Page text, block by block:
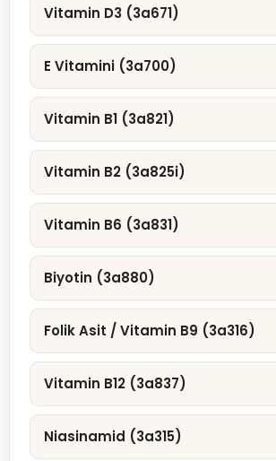
Vitamin D3 (3a671)
E Vitamini (3a700)
Vitamin B1 (3a821)
Vitamin B2 (3a825i)
Vitamin B6 (3a831)
Biyotin (3a880)
Folik Asit / Vitamin B9 (3a316)
Vitamin B12 (3a837)
Niasinamid (3a315)